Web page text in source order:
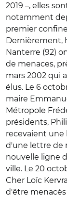
2019 –, elles
notamment
premier
Dernièrement,
Nanterre (92)
de menaces,
mars 2002 qui
élus. Le 6
maire
Métropole
présidents,
recevaient une
d'une lettre de
nouvelle ligne
ville. Le 20
Cher Loïc
d'être menacés